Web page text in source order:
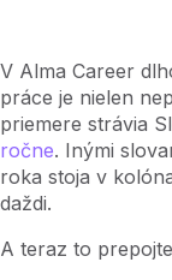
V Alma Career
práce je nielen
priemere strávia
ročne. Inými
roka stoja v
daždi.
A teraz to